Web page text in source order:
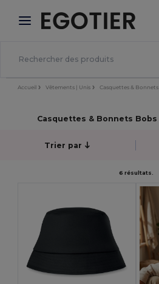
× Appli Egotier
Meilleurs prix sur l’app !
Accueil Vêtements | Unis Casquettes & Bonnets
Casquettes & Bonnets Bobs
Trier par
6 résultats.